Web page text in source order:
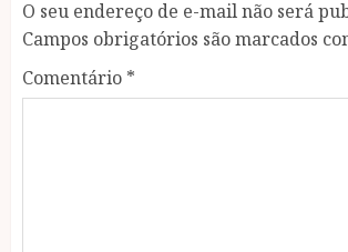
O seu endereço de e-mail não será
Campos obrigatórios são marcados
Comentário *